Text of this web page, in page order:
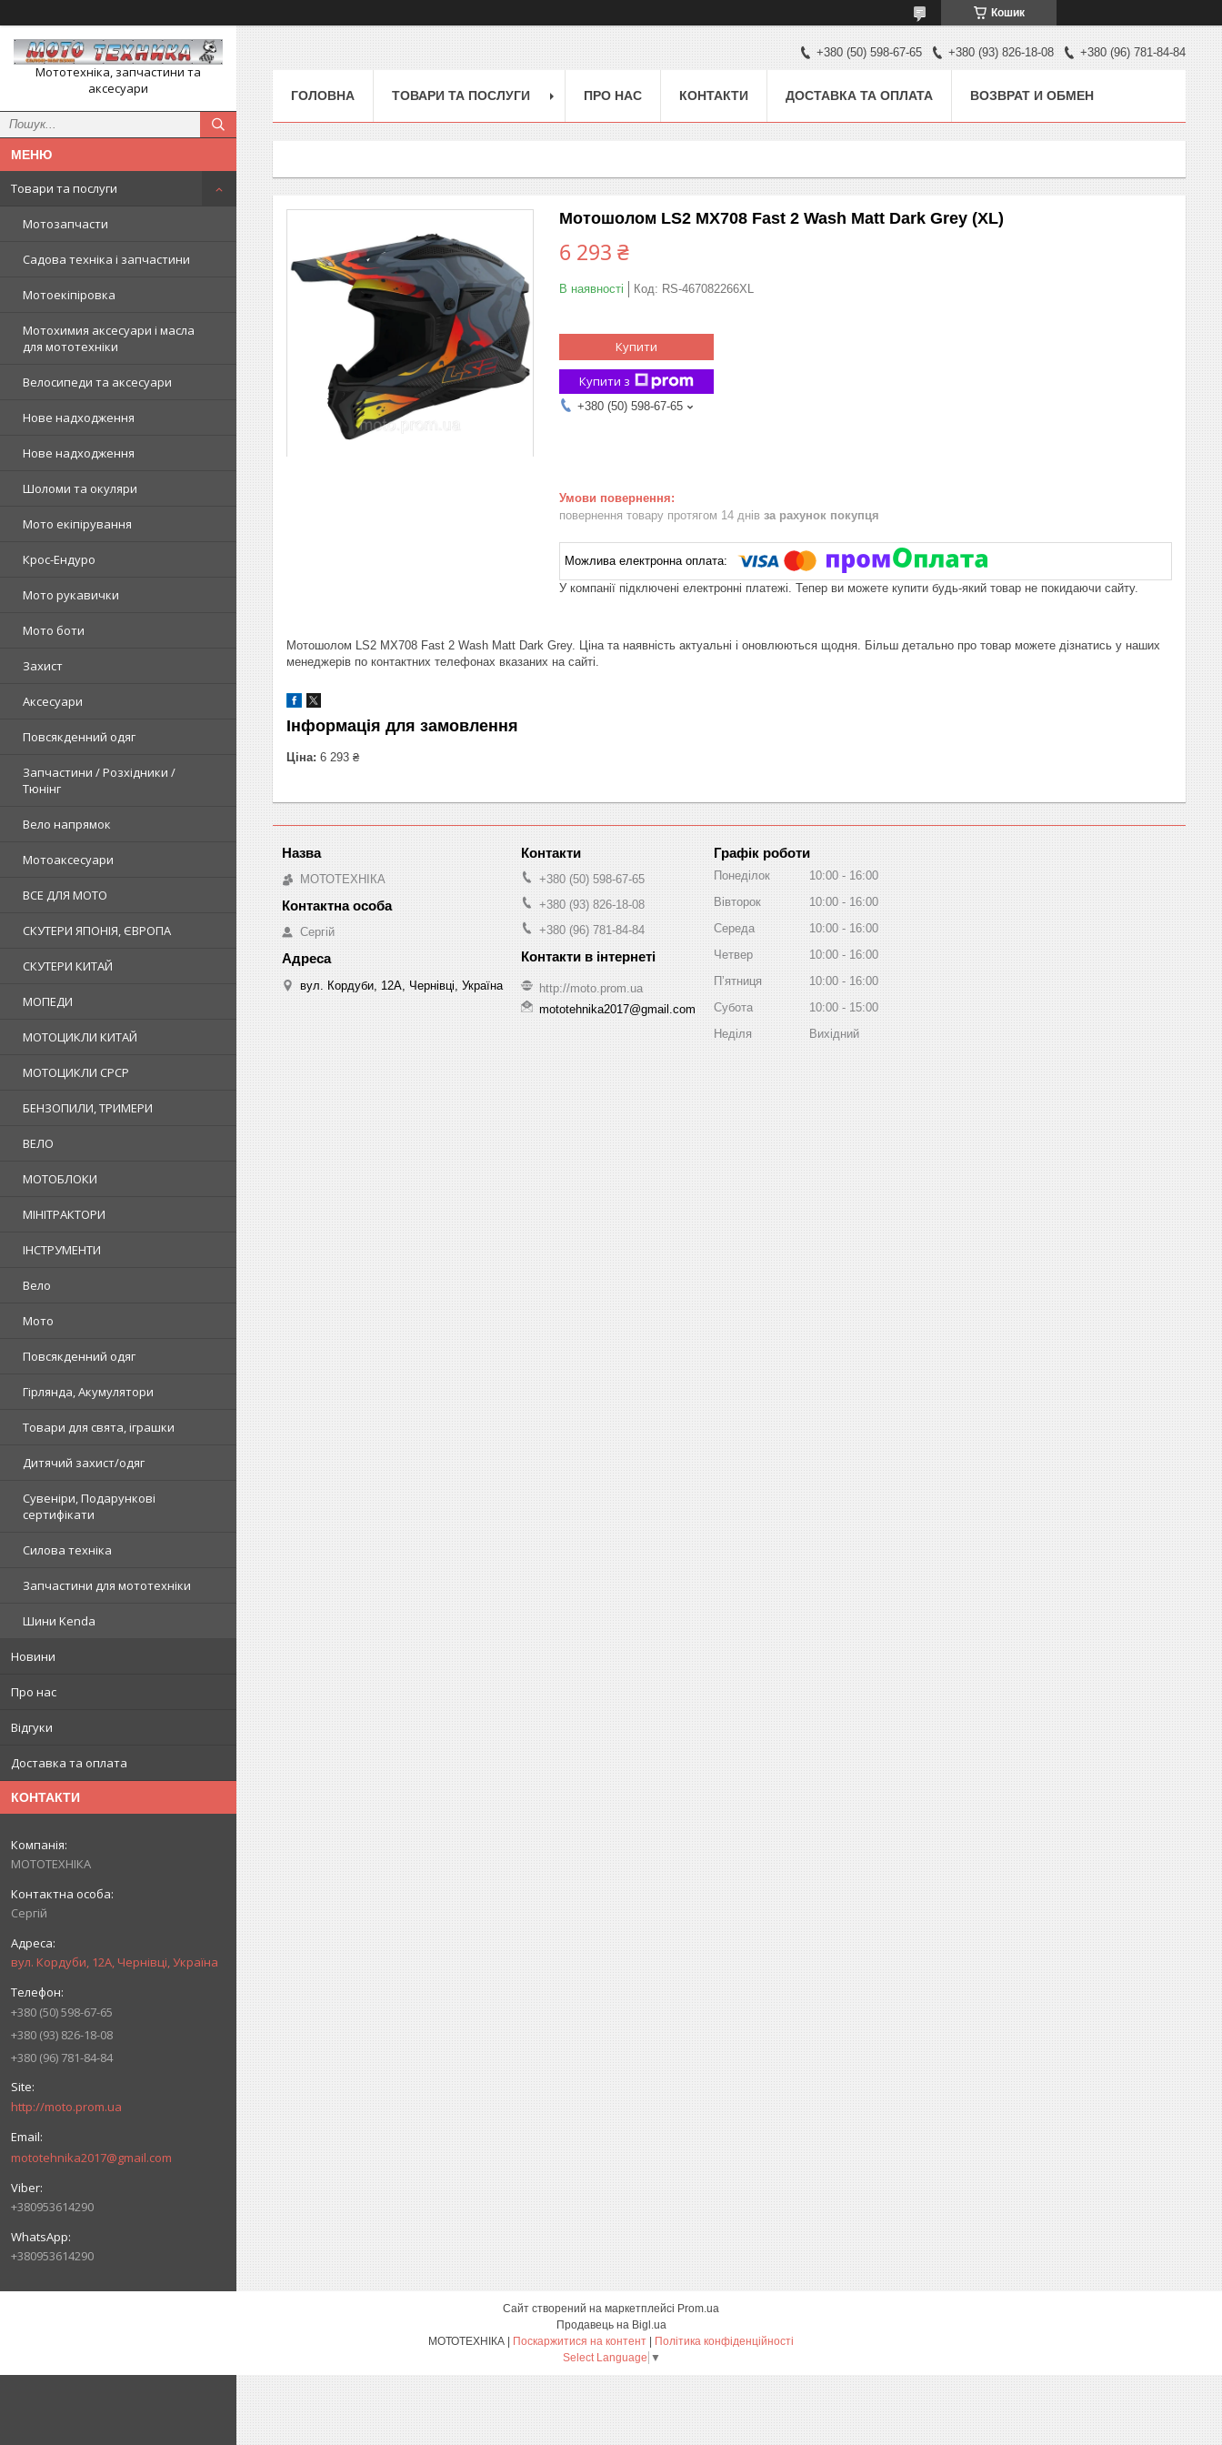
Кошик
Мототехніка, запчастини та
аксесуари
Товари та послуги
Мотозапчасти
Садова техніка і запчастини
Мотоекіпіровка
Мотохимия аксесуари і масла
для мототехніки
Велосипеди та аксесуари
Нове надходження
Нове надходження
Шоломи та окуляри
Мото екіпірування
Крос-Ендуро
Мото рукавички
Мото боти
Захист
Аксесуари
Повсякденний одяг
Запчастини / Розхідники /
Тюнінг
Вело напрямок
Мотоаксесуари
ВСЕ ДЛЯ МОТО
СКУТЕРИ ЯПОНІЯ, ЄВРОПА
СКУТЕРИ КИТАЙ
МОПЕДИ
МОТОЦИКЛИ КИТАЙ
МОТОЦИКЛИ СРСР
БЕНЗОПИЛИ, ТРИМЕРИ
ВЕЛО
МОТОБЛОКИ
МІНІТРАКТОРИ
ІНСТРУМЕНТИ
Вело
Мото
Повсякденний одяг
Гірлянда, Акумулятори
Товари для свята, іграшки
Дитячий захист/одяг
Сувеніри, Подарункові
сертифікати
Силова техніка
Запчастини для мототехніки
Шини Kenda
Новини
Про нас
Відгуки
Доставка та оплата
КОНТАКТИ
МОТОТЕХНІКА
Сергій
вул. Кордуби, 12А, Чернівці, Україна
+380 (50) 598-67-65
+380 (93) 826-18-08
+380 (96) 781-84-84
http://moto.prom.ua
mototehnika2017@gmail.com
+380953614290
+380953614290
+380 (50) 598-67-65 +380 (93) 826-18-08 +380 (96) 781-84-84
ГОЛОВНА ТОВАРИ ТА ПОСЛУГИ ПРО НАС КОНТАКТИ ДОСТАВКА ТА ОПЛАТА ВОЗВРАТ И ОБМЕН
Мотошолом LS2 MX708 Fast 2 Wash Matt Dark Grey (XL)
6 293 ₴
В наявності Код: RS-467082266XL
Купити
Купити з
+380 (50) 598-67-65
повернення товару протягом 14 днів за рахунок покупця
У компанії підключені електронні платежі. Тепер ви можете купити будь-який товар не покидаючи сайту.
Мотошолом LS2 MX708 Fast 2 Wash Matt Dark Grey. Ціна та наявність актуальні і оновлюються щодня. Більш детально про товар можете дізнатись у наших
менеджерів по контактних телефонах вказаних на сайті.
Інформація для замовлення
Ціна: 6 293 ₴
МОТОТЕХНІКА
Сергій
вул. Кордуби, 12А, Чернівці, Україна
+380 (50) 598-67-65
+380 (93) 826-18-08
+380 (96) 781-84-84
http://moto.prom.ua
mototehnika2017@gmail.com
Графік роботи
Понеділок 10:00
16:00
Вівторок
10:00
16:00
Середа
10:00
16:00
Четвер
10:00
16:00
Пʼятниця
10:00
16:00
Субота
10:00
15:00
Неділя
Вихідний
Сайт створений на маркетплейсі Prom.ua
Продавець на Bigl.ua
МОТОТЕХНІКА | Поскаржитися на контент | Політика конфіденційності
Select Language ▼